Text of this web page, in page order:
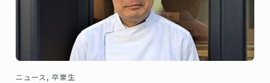
ニュース, 卒業生